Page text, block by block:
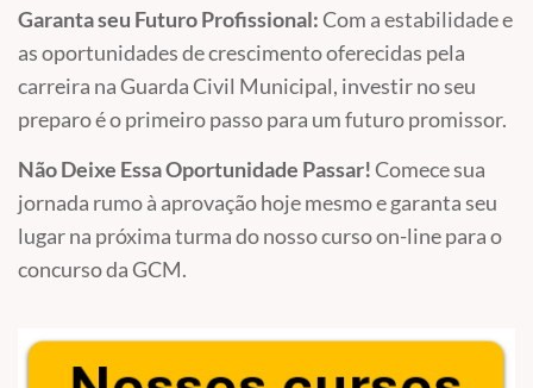
Garanta seu Futuro Profissional:Com a estabilidade e
as oportunidades de crescimento oferecidas pela
carreira na Guarda Civil Municipal, investir no seu
preparo é o primeiro passo para um futuro promissor.
Não Deixe Essa Oportunidade Passar!Comece sua
jornada rumo à aprovação hoje mesmo e garanta seu
lugar na próxima turma do nosso curso on-line para o
concurso da GCM.